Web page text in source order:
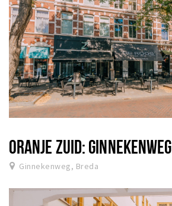
ORANJE ZUID: GINNEKENWEG
Ginnekenweg, Breda